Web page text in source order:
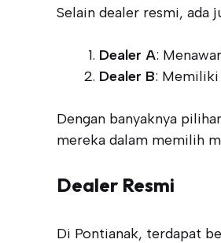
Selain dealer resmi, ada
Dealer A:
Dealer B:
Dengan banyaknya
mereka dalam memilih
Dealer Resmi
Di Pontianak, terdapat